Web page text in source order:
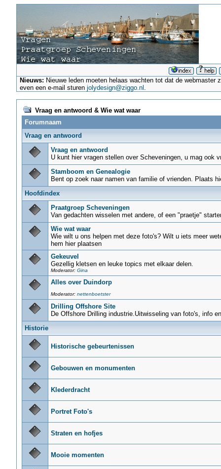
Nieuws: Nieuwe leden moeten helaas wachten tot dat de
even een e-mail sturenjolydesign@ziggo.nl .
Vraag en antwoord & Wie wat waar
Forumnaam
Vraag en antwoord
Vraag en antwoord
U kunt hier vragen stellen over Scheveningen, u mag ook
Stamboom en Genealogie
Bent op zoek naar namen van familie of vrienden. Plaats
Hoofdindex
Praatgroep Scheveningen
Van gedachten wisselen met andere, of een "praetje"
Wie wat waar
Wie wilt u ons helpen met deze foto's? Wilt u iets meer
hem hier plaatsen
Gekeuvel
Gezellig kletsen en leuke topics met elkaar delen.
Moderator: Gina
Alles over Duindorp
Moderator: nettenboetster
Drilling Offshore Site
De Offshore Drilling industrie.Uitwisseling van foto's, info
Historie
Historische gebeurtenissen
Gebouwen en monumenten
Klederdracht
Portret Foto's
Straten en hofjes
Mooie momenten